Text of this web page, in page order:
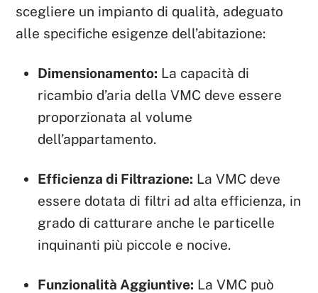
scegliere un impianto di qualità, adeguato
alle specifiche esigenze dell’abitazione:
Dimensionamento: La capacità di
ricambio d’aria della VMC deve essere
proporzionata al volume
dell’appartamento.
Efficienza di Filtrazione: La VMC deve
essere dotata di filtri ad alta efficienza, in
grado di catturare anche le particelle
inquinanti più piccole e nocive.
Funzionalità Aggiuntive: La VMC può